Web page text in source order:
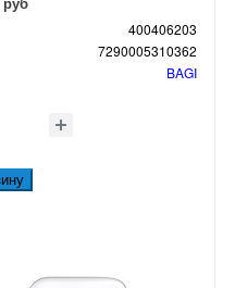
400406203
7290005310362
BAGI